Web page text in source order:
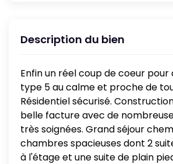
Description du bien
Enfin un réel coup de coeur pour
type 5 au calme et proche de
Résidentiel sécurisé.
belle facture avec de
très soignées. Grand séjour
chambres spacieuses dont 2
à l'étage et une suite de plain